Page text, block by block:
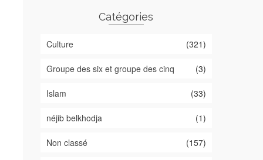
Catégories
Culture (321)
Groupe des six et groupe des cinq (3)
Islam (33)
néjib belkhodja (1)
Non classé (157)